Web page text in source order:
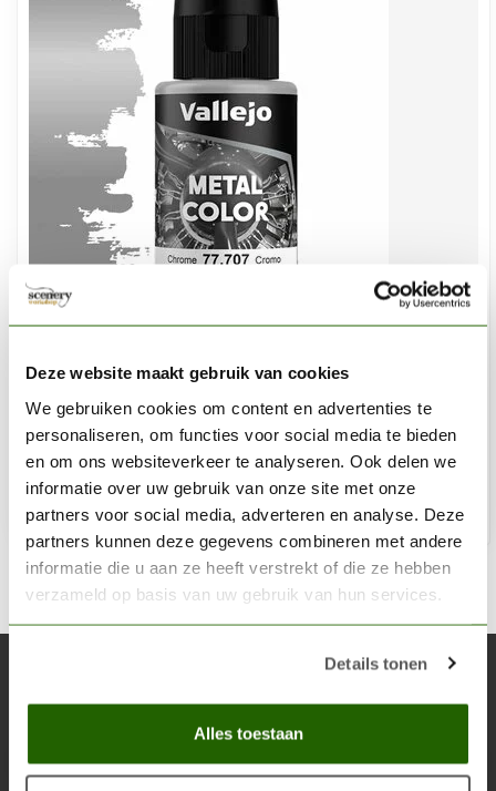
Deze website maakt gebruik van cookies
We gebruiken cookies om content en advertenties te
personaliseren, om functies voor social media te bieden
en om ons websiteverkeer te analyseren. Ook delen we
informatie over uw gebruik van onze site met onze
partners voor social media, adverteren en analyse. Deze
partners kunnen deze gegevens combineren met andere
informatie die u aan ze heeft verstrekt of die ze hebben
verzameld op basis van uw gebruik van hun services.
Details tonen
Alles toestaan
Metal Color Chrome - 32ml - 77707
€9,31
Niet op voorraad
Blijf op de hoogte over onze laatste acties